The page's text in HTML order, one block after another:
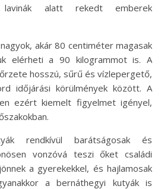
lavinák alatt rekedt emberek
akár 80 centiméter magasak
elérheti a 90 kilogrammot is. A
hosszú, sűrű és vízlepergető,
időjárási körülmények között. A
ezért kiemelt figyelmet igényel,
rendkívül barátságosak és
vonzóvá teszi őket családi
a gyerekekkel, és hajlamosak
a bernáthegyi kutyák is